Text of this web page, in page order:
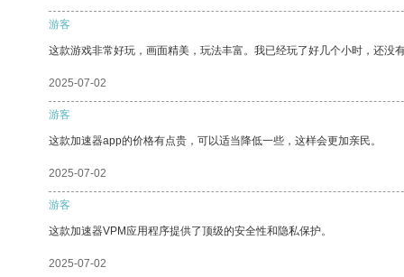
游客
这款游戏非常好玩，画面精美，玩法丰富。我已经玩了好几个小时，还没
2025-07-02
游客
这款加速器app的价格有点贵，可以适当降低一些，这样会更加亲民。
2025-07-02
游客
这款加速器VPM应用程序提供了顶级的安全性和隐私保护。
2025-07-02